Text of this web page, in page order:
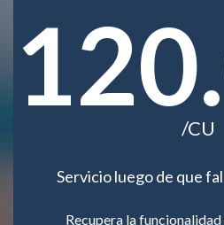
/CU
Servicio luego de que
Recupera la